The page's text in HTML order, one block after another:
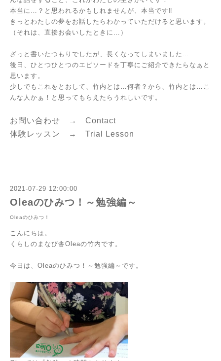
本当に…？と思われるかもしれませんが、本当です‼
きっとわたしの夢をお話したらわかっていただけると思います。
（それは、直接お会いしたときに…）
ざっと書いたつもりでしたが、長くなってしまいました…
後日、ひとつひとつのエピソードを丁寧にご紹介できたらなぁと
思います。
少しでもこれをとおして、竹内とは…何者？から、竹内とは…こ
んな人かぁ！と思ってもらえたらうれしいです。
お問い合わせ → Contact
体験レッスン → Trial Lesson
2021-07-29 12:00:00
Oleaのひみつ！～勉強編～
Oleaのひみつ！
こんにちは。
くらしのまなび舎Oleaの竹内です。
今日は、Oleaのひみつ！～勉強編～です。